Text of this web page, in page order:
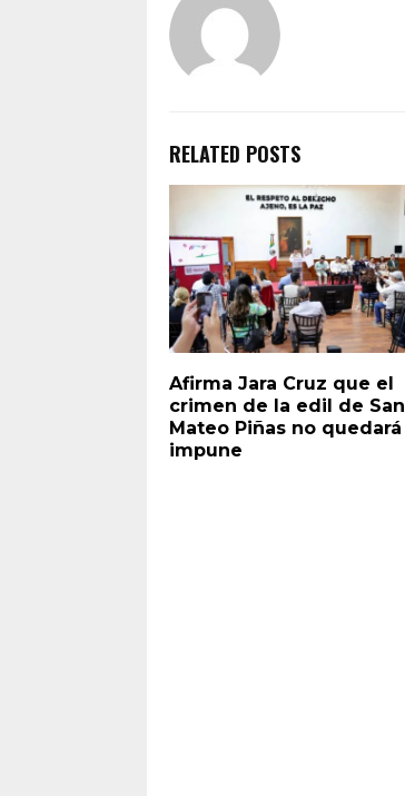
RELATED POSTS
Afirma Jara Cruz que el
crimen de la edil de San
Mateo Piñas no quedará
impune